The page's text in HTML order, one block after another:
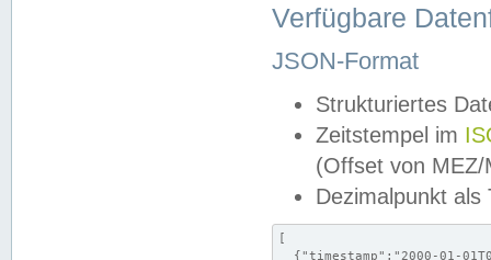
Verfügbare
JSON-Format
Strukturiertes
Zeitstempel im
(Offset von MEZ/
Dezimalpunkt als
[
{"timestamp":"2000-01-